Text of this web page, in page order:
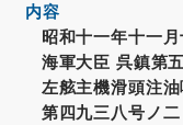
内容
昭和十一年十一
海軍大臣 呉鎮第
左舷主機滑頭注
第四九三八号ノ